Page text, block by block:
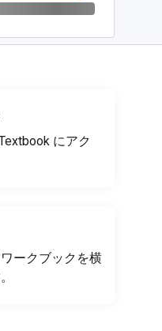
にアク
ークブックを横